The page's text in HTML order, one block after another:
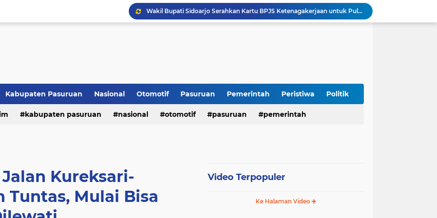
Wakil Bupati Sidoarjo Serahkan Kartu BPJS Ketenagakerjaan untuk Puluhan Ribu Pekerja Rentan
Terjaring Razia Forkopimda, Tiga Penjual Miras Ilegal di Sidoarjo Divonis Bersalah
Musrenbangdes Desa Winong Fokuskan Pembangunan Berbasis Potensi Lokal, DPRD Optimistis Meski Dihantam Efisiensi Anggaran
Kabupaten Pasuruan Nasional Otomotif Pasuruan Pemerintah Peristiwa Politik
kabupaten pasuruan nasional otomotif pasuruan pemerintah
Kureksari-
Tuntas, Mulai Bisa
Video Terpopuler
Ke Halaman Video